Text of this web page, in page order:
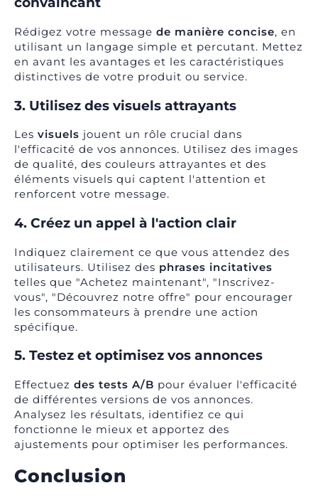
Rédigez votre message de manière concise, en
utilisant un langage simple et percutant. Mettez
en avant les avantages et les caractéristiques
distinctives de votre produit ou service.
3. Utilisez des visuels attrayants
Les visuels jouent un rôle crucial dans
l'efficacité de vos annonces. Utilisez des images
de qualité, des couleurs attrayantes et des
éléments visuels qui captent l'attention et
renforcent votre message.
4. Créez un appel à l'action clair
Indiquez clairement ce que vous attendez des
utilisateurs. Utilisez des phrases incitatives
telles que "Achetez maintenant", "Inscrivez-
vous", "Découvrez notre offre" pour encourager
les consommateurs à prendre une action
spécifique.
5. Testez et optimisez vos annonces
Effectuez des tests A/B pour évaluer l'efficacité
de différentes versions de vos annonces.
Analysez les résultats, identifiez ce qui
fonctionne le mieux et apportez des
ajustements pour optimiser les performances.
Conclusion